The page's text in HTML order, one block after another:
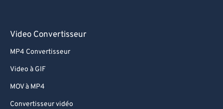
Video Convertisseur
MP4 Convertisseur
Video à GIF
MOV à MP4
Convertisseur vidéo